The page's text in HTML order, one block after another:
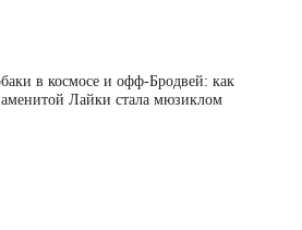
в космосе и офф-Бродвей: как
Лайки стала мюзиклом